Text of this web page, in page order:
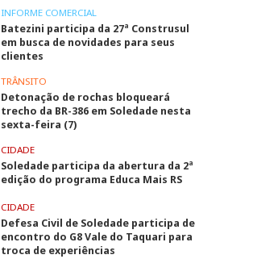
INFORME COMERCIAL
Batezini participa da 27ª Construsul
em busca de novidades para seus
clientes
TRÂNSITO
Detonação de rochas bloqueará
trecho da BR-386 em Soledade nesta
sexta-feira (7)
CIDADE
Soledade participa da abertura da 2ª
edição do programa Educa Mais RS
CIDADE
Defesa Civil de Soledade participa de
encontro do G8 Vale do Taquari para
troca de experiências